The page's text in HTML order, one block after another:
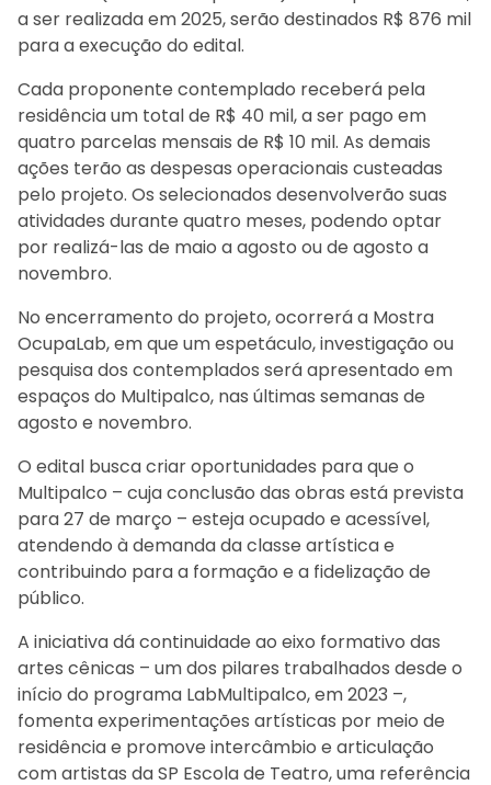
a ser realizada em 2025, serão destinados R$ 876 mil
para a execução do edital.
Cada proponente contemplado receberá pela
residência um total de R$ 40 mil, a ser pago em
quatro parcelas mensais de R$ 10 mil. As demais
ações terão as despesas operacionais custeadas
pelo projeto. Os selecionados desenvolverão suas
atividades durante quatro meses, podendo optar
por realizá-las de maio a agosto ou de agosto a
novembro.
No encerramento do projeto, ocorrerá a Mostra
OcupaLab, em que um espetáculo, investigação ou
pesquisa dos contemplados será apresentado em
espaços do Multipalco, nas últimas semanas de
agosto e novembro.
O edital busca criar oportunidades para que o
Multipalco – cuja conclusão das obras está prevista
para 27 de março – esteja ocupado e acessível,
atendendo à demanda da classe artística e
contribuindo para a formação e a fidelização de
público.
A iniciativa dá continuidade ao eixo formativo das
artes cênicas – um dos pilares trabalhados desde o
início do programa LabMultipalco, em 2023 –,
fomenta experimentações artísticas por meio de
residência e promove intercâmbio e articulação
com artistas da SP Escola de Teatro, uma referência